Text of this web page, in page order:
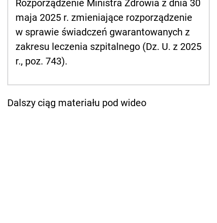
Rozporządzenie Ministra Zdrowia z dnia 30
maja 2025 r. zmieniające rozporządzenie
w sprawie świadczeń gwarantowanych z
zakresu leczenia szpitalnego (Dz. U. z 2025
r., poz. 743).
Dalszy ciąg materiału pod wideo